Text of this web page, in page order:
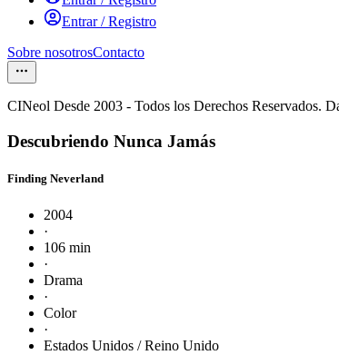
Entrar / Registro
Sobre nosotrosContacto
CINeol Desde 2003 - Todos los Derechos Reservados.
Descubriendo Nunca Jamás
Finding Neverland
2004
·
106 min
·
Drama
·
Color
·
Estados Unidos / Reino Unido